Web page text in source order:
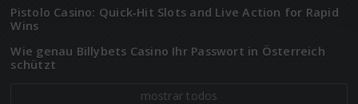
Pistolo Casino: Quick‑Hit Slots and Live Action for Rapid
Wins
Wie genau Billybets Casino Ihr Passwort in Österreich
schützt
mostrar todos